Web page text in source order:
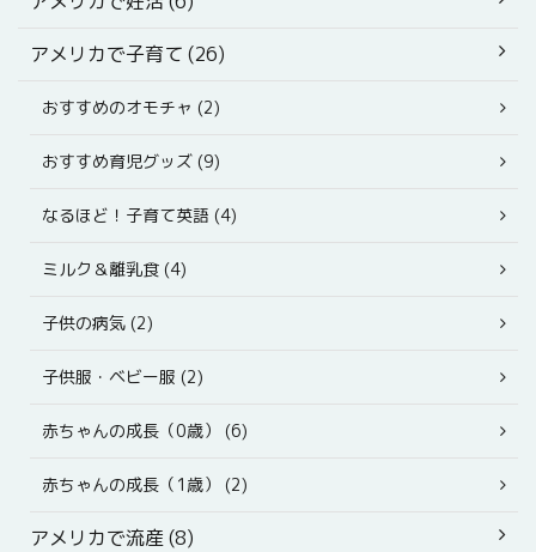
アメリカで子育て (26)
おすすめのオモチャ (2)
おすすめ育児グッズ (9)
なるほど！子育て英語 (4)
ミルク＆離乳食 (4)
子供の病気 (2)
子供服・ベビー服 (2)
赤ちゃんの成長（0歳） (6)
赤ちゃんの成長（1歳） (2)
アメリカで流産 (8)